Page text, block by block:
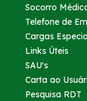
Socorro
Telefone de
Cargas
Links Úteis
SAU's
Carta ao
Pesquisa RDT